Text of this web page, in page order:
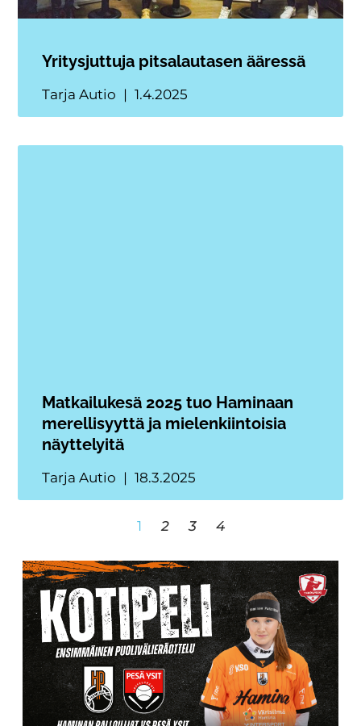
Yritysjuttuja pitsalautasen ääressä
Tarja Autio 1.4.2025
Matkailukesä 2025 tuo Haminaan
merellisyyttä ja mielenkiintoisia
näyttelyitä
Tarja Autio 18.3.2025
1 2 3 4